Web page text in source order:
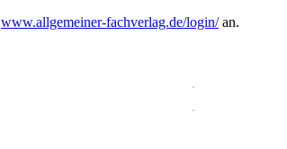
www.allgemeiner-fachverlag.de/login/an.